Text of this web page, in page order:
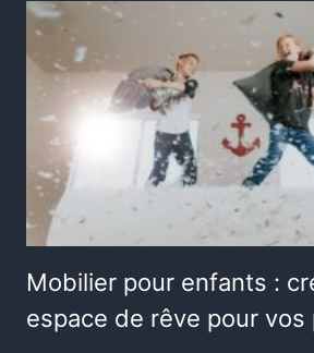
Mobilier pour enfants :
espace de rêve pour vos